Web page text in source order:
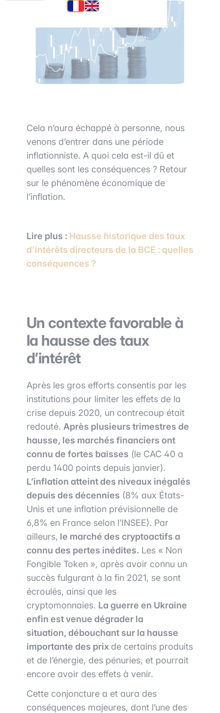
Cela n’aura échappé à personne, nous
venons d’entrer dans une période
inflationniste. A quoi cela est-il dû et
quelles sont les conséquences ? Retour
sur le phénomène économique de
l’inflation.
Lire plus : Hausse historique des taux
d'intérêts directeurs de la BCE : quelles
conséquences ?
Un contexte favorable à
la hausse des taux
d’intérêt
Après les gros efforts consentis par les
institutions pour limiter les effets de la
crise depuis 2020, un contrecoup était
redouté. Après plusieurs trimestres de
hausse, les marchés financiers ont
connu de fortes baisses (le CAC 40 a
perdu 1400 points depuis janvier).
L’inflation atteint des niveaux inégalés
depuis des décennies (8% aux États-
Unis et une inflation prévisionnelle de
6,8% en France selon l’INSEE). Par
ailleurs, le marché des cryptoactifs a
connu des pertes inédites. Les « Non
Fongible Token », après avoir connu un
succès fulgurant à la fin 2021, se sont
écroulés, ainsi que les
cryptomonnaies. La guerre en Ukraine
enfin est venue dégrader la
situation, débouchant sur la hausse
importante des prix de certains produits
et de l’énergie, des pénuries, et pourrait
encore avoir des effets à venir.
​Cette conjoncture a et aura des
conséquences majeures, dont l’une des